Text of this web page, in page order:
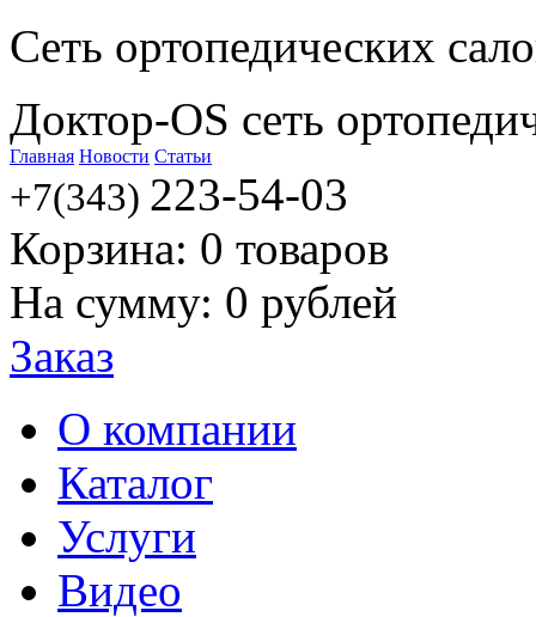
Сеть ортопедических
Доктор-OS сеть
Главная Новости Статьи
+7(343) 223-54-03
Корзина: 0 товаров
На сумму: 0 рублей
Заказ
О компании
Каталог
Услуги
Видео